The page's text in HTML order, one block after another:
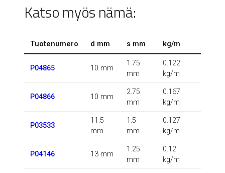
Katso myös nämä:
Tuotenumero d mm s mm kg/m
P04865 10 mm
1.75
mm
0.122
kg/m
P04866 10 mm
2.75
mm
0.167
kg/m
P03533
11.5
mm
1.5
mm
0.127
kg/m
P04146 13 mm
1.25
mm
0.12
kg/m